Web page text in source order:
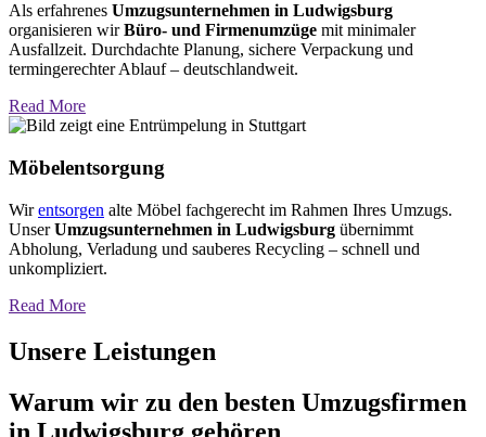
Als erfahrenes Umzugsunternehmen in Ludwigsburg
organisieren wirBüro- und Firmenumzüge mit minimaler
Ausfallzeit. Durchdachte Planung, sichere Verpackung und
termingerechter Ablauf – deutschlandweit.
Read More
Möbelentsorgung
Wirentsorgen alte Möbel fachgerecht im Rahmen Ihres Umzugs.
UnserUmzugsunternehmen in Ludwigsburg übernimmt
Abholung, Verladung und sauberes Recycling – schnell und
unkompliziert.
Read More
Unsere Leistungen
Warum wir zu den besten Umzugsfirmen
in Ludwigsburg gehören